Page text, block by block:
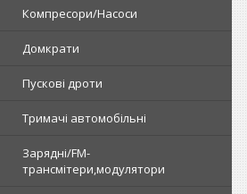
Компресори/Насоси
Домкрати
Пускові дроти
Тримачі автомобільні
Зарядні/FM-
трансмітери,модулятори